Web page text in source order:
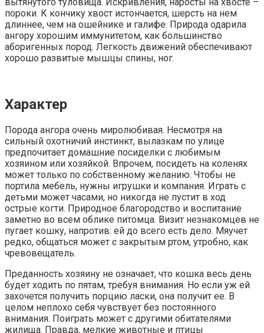
пороки. К кончику хвост истончается, шерсть на нем
длиннее, чем на ошейнике и галифе. Природа одарила
ангору хорошим иммунитетом, как большинство
аборигенных пород. Легкость движений обеспечивают
хорошо развитые мышцы спины, ног.
Характер
Порода ангора очень миролюбивая. Несмотря на
сильный охотничий инстинкт, вылазкам по улице
предпочитает домашние посиделки с любимым
хозяином или хозяйкой. Впрочем, посидеть на коленях
может только по собственному желанию. Чтобы не
портила мебель, нужны игрушки и компания. Играть с
детьми может часами, но никогда не пустит в ход
острые когти. Природное благородство и воспитание
заметно во всем облике питомца. Визит незнакомцев не
пугает кошку, напротив: ей до всего есть дело. Мяучет
редко, общаться может с закрытым ртом, утробно, как
чревовещатель.
Преданность хозяину не означает, что кошка весь день
будет ходить по пятам, требуя внимания. Но если уж ей
захочется получить порцию ласки, она получит ее. В
целом неплохо себя чувствует без постоянного
внимания. Поиграть может с другими обитателями
жилища. Правда, мелкие животные и птицы